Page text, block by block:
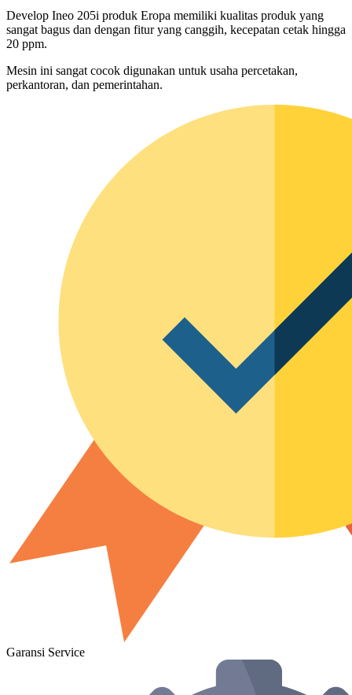
Develop Ineo 205i produk Eropa memiliki kualitas produk yang
sangat bagus dan dengan fitur yang canggih, kecepatan cetak hingga
20 ppm.
Mesin ini sangat cocok digunakan untuk usaha percetakan,
perkantoran, dan pemerintahan.
Garansi Service